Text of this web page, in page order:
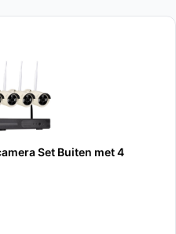
C35 4-Cam Kit is
gebruiksvriendelijke
en gemakkelijke
jouw behoeften!
Set Buiten met 4